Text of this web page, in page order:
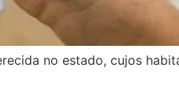
no estado, cujos